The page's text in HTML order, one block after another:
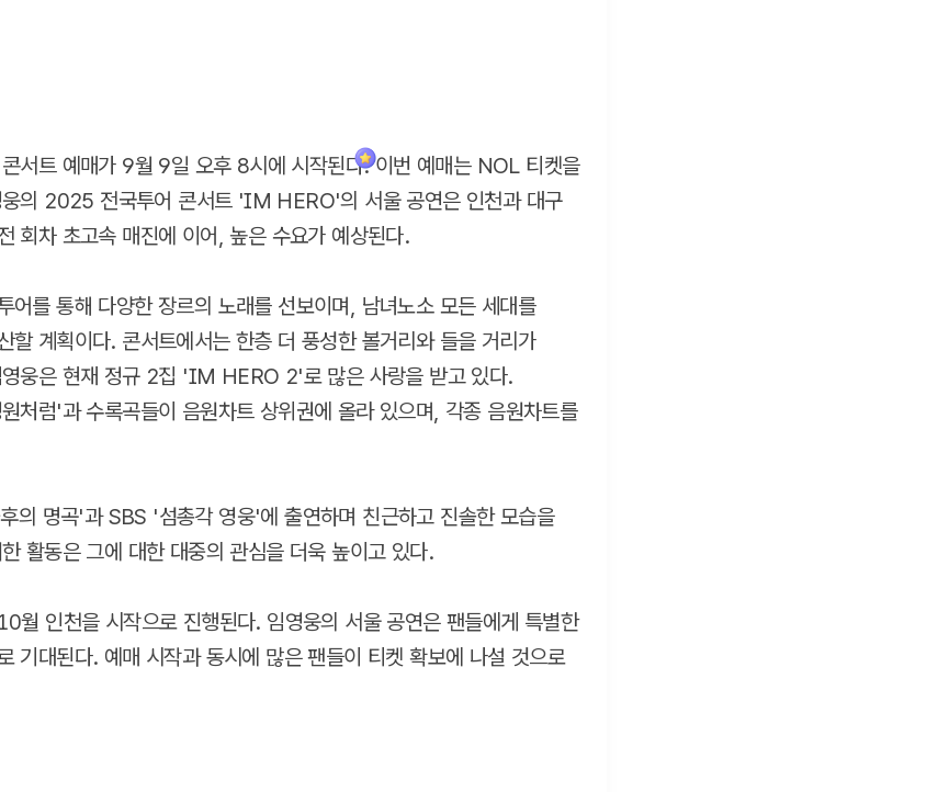
서트 예매가 9월 9일 오후 8시에 시작된다. 이번 예매는 NOL 티켓을
웅의 2025 전국투어 콘서트 'IM HERO'의 서울 공연은 인천과 대구
회차 초고속 매진에 이어, 높은 수요가 예상된다.
어를 통해 다양한 장르의 노래를 선보이며, 남녀노소 모든 세대를
할 계획이다. 콘서트에서는 한층 더 풍성한 볼거리와 들을 거리가
영웅은 현재 정규 2집 'IM HERO 2'로 많은 사랑을 받고 있다.
처럼'과 수록곡들이 음원차트 상위권에 올라 있으며, 각종 음원차트를
의 명곡'과 SBS '섬총각 영웅'에 출연하며 친근하고 진솔한 모습을
활동은 그에 대한 대중의 관심을 더욱 높이고 있다.
월 인천을 시작으로 진행된다. 임영웅의 서울 공연은 팬들에게 특별한
기대된다. 예매 시작과 동시에 많은 팬들이 티켓 확보에 나설 것으로